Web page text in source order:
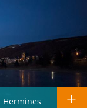
Hermines